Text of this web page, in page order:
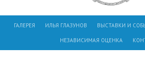
ГАЛЕРЕЯ ИЛЬЯ ГЛАЗУНОВ ВЫСТАВКИ И
НЕЗАВИСИМАЯ ОЦЕНКА